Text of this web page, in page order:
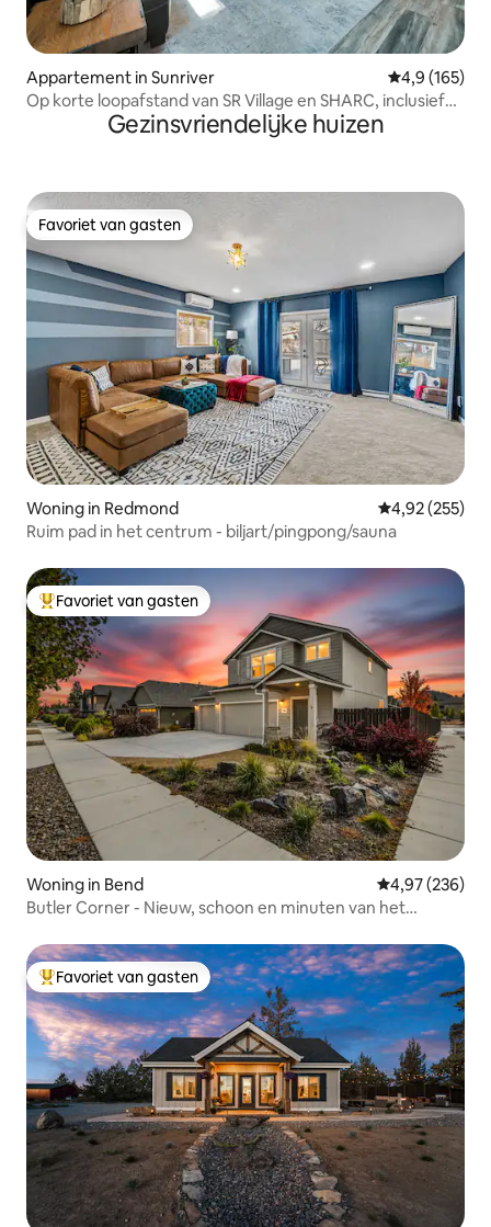
Appartement in Sunriver Gemiddelde
4,9 (165)
Op korte loopafstand van SR Village en SHARC, inclusief
Gezinsvriendelijke huizen
Favoriet van gasten
Favoriet van gasten
Woning in Redmond Gemiddelde
4,92 (255)
Ruim pad in het centrum - biljart/pingpong/sauna
Topfavoriet van gasten
Favoriet van gasten
Woning in Bend Gemiddelde
4,97 (236)
Butler Corner - Nieuw, schoon en minuten van het
Topfavoriet van gasten
Favoriet van gasten